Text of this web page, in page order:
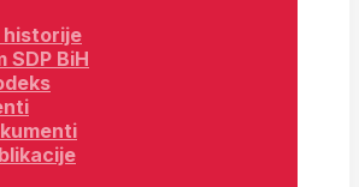
historije
SDP BiH